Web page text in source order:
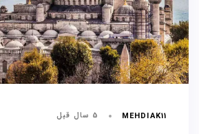
MEHDIAK11 5 سال قبل